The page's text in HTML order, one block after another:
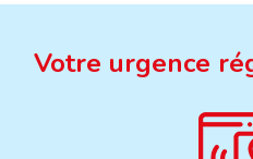
Votre urgence